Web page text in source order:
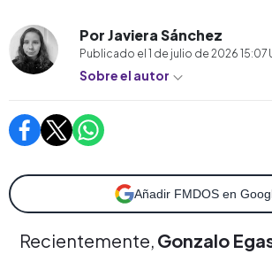
Por Javiera Sánchez
Publicado el 1 de julio de 2026 15:07
Sobre el autor
Añadir FMDOS en
Recientemente, Gonzalo